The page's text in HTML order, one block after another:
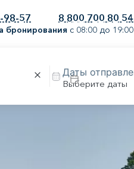
98-57 8 800 700 80 54
бронирования с 08:00 до 19:00
Выберите даты